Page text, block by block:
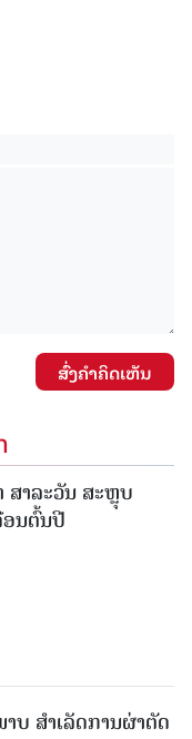
ສົ່ງຄໍາຄິດເຫັນ
ສາລະວັນ ສະຫຼຸບ
ອນຕົ້ນປີ
ບ ສໍາເລັດການຜ່າຕັດ